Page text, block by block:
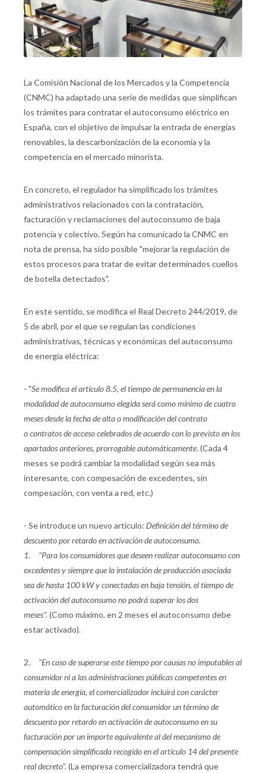
La Comisión Nacional de los Mercados y la Competencia
(CNMC) ha adaptado una serie de medidas que simplifican
los trámites para contratar el autoconsumo eléctrico en
España, con el objetivo de impulsar la entrada de energías
renovables, la descarbonización de la economía y la
competencia en el mercado minorista.
En concreto, el regulador ha simplificado los trámites
administrativos relacionados con la contratación,
facturación y reclamaciones del autoconsumo de baja
potencia y colectivo. Según ha comunicado la CNMC en
nota de prensa, ha sido posible "mejorar la regulación de
estos procesos para tratar de evitar determinados cuellos
de botella detectados".
En este sentido, se modifica el Real Decreto 244/2019, de
5 de abril, por el que se regulan las condiciones
administrativas, técnicas y económicas del autoconsumo
de energía eléctrica:
- "Se modifica el artículo 8.5, el tiempo de permanencia en la
modalidad de autoconsumo elegida será como mínimo de cuatro
meses desde la fecha de alta o modificación del contrato
o contratos de acceso celebrados de acuerdo con lo previsto en los
apartados anteriores, prorrogable automáticamente. (Cada 4
meses se podrá cambiar la modalidad según sea más
interesante, con compesación de excedentes, sin
compesación, con venta a red, etc.)
- Se introduce un nuevo articulo: Definición del término de
descuento por retardo en activación de autoconsumo.
1. "Para los consumidores que deseen realizar autoconsumo con
excedentes y siempre que la instalación de producción asociada
sea de hasta 100 kW y conectadas en baja tensión, el tiempo de
activación del autoconsumo no podrá superar los dos
meses". (Como máximo, en 2 meses el autoconsumo debe
estar activado).
2. "En caso de superarse este tiempo por causas no imputables al
consumidor ni a las administraciones públicas competentes en
materia de energía, el comercializador incluirá con carácter
automático en la facturación del consumidor un término de
descuento por retardo en activación de autoconsumo en su
facturación por un importe equivalente al del mecanismo de
compensación simplificada recogido en el artículo 14 del presente
real decreto". (La empresa comercializadora tendrá que